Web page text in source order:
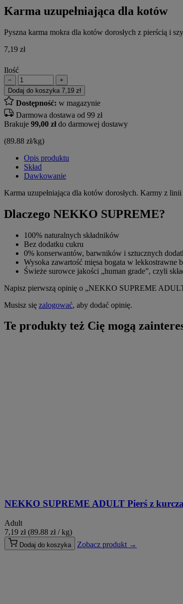
Karma uzupełniająca dla kotów
Pyszna karma mokra dla kotów dorosłych z pierścią i
7,19 zł
Ilość
−
+
Dodaj do koszyka 7,19 zł
Dostępność: w magazynie
Darmowa dostawa od 99 zł
Brakuje 99,00 złdo darmowej dostawy
(89.88 zł/kg)
Opis produktu
Skład
Dawkowanie
Karma uzupełniająca dla kotów dorosłych. Karmy z
Dlaczego NEKKO SUPREME?
100% naturalnych składników
Bez dodatku cukru
0% konserwantów, barwników i sztucznych
Wysoka zawartość mięsa bogata w lekkostrawne
Świeże surowce jakości „human grade”, czyli
Napisz pierwszą opinię o „NEKKO SUPREME
Musisz się zalogować, aby dodać opinię.
Te produkty też Cię mogą
NEKKO SUPREME ADULT Pierś z
Adult
7,19 zł (89.88 zł / kg)
Dodaj do koszyka Zobacz produkt →